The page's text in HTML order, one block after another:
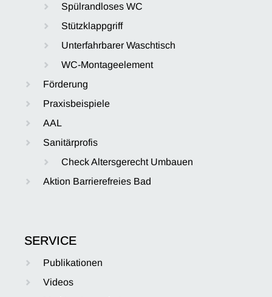
Spülrandloses WC
Stützklappgriff
Unterfahrbarer Waschtisch
WC-Montageelement
Förderung
Praxisbeispiele
AAL
Sanitärprofis
Check Altersgerecht Umbauen
Aktion Barrierefreies Bad
SERVICE
Publikationen
Videos